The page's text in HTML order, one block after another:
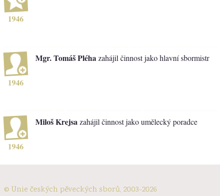
1946
1946
Mgr. Tomáš Pléha zahájil činnost jako hlavní sbormistr
1946
Miloš Krejsa zahájil činnost jako umělecký poradce
© Unie českých pěveckých sborů, 2003-2026